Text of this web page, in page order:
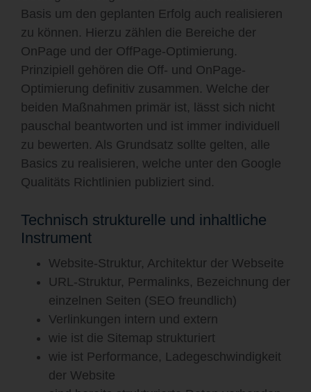
Basis um den geplanten Erfolg auch realisieren
zu können. Hierzu zählen die Bereiche der
OnPage und der OffPage-Optimierung.
Prinzipiell gehören die Off- und OnPage-
Optimierung definitiv zusammen. Welche der
beiden Maßnahmen primär ist, lässt sich nicht
pauschal beantworten und ist immer individuell
zu bewerten. Als Grundsatz sollte gelten, alle
Basics zu realisieren, welche unter den Google
Qualitäts Richtlinien publiziert sind.
Technisch strukturelle und inhaltliche
Instrument
Website-Struktur, Architektur der Webseite
URL-Struktur, Permalinks, Bezeichnung der
einzelnen Seiten (SEO freundlich)
Verlinkungen intern und extern
wie ist die Sitemap strukturiert
wie ist Performance, Ladegeschwindigkeit
der Website